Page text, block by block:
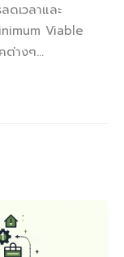
เวลาและ
Viable
ต่างๆ...